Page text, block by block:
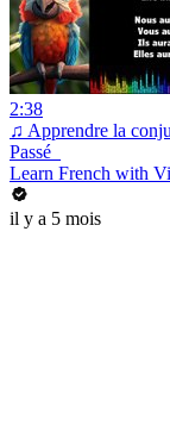
2:38
♫ Apprendre la
Passé_
Learn French with
il y a 5 mois